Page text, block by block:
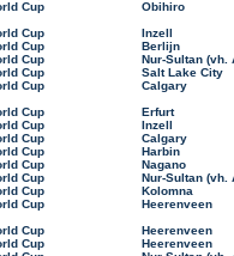
Cup
Obihiro
Cup
Inzell
Cup
Berlijn
Cup
Nur-Sultan (vh.
Cup
Salt Lake City
Cup
Calgary
Cup
Erfurt
Cup
Inzell
Cup
Calgary
Cup
Harbin
Cup
Nagano
Cup
Nur-Sultan (vh.
Cup
Kolomna
Cup
Heerenveen
Cup
Heerenveen
Cup
Heerenveen